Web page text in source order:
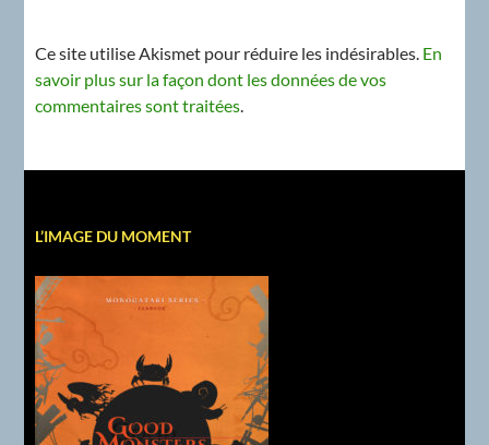
Ce site utilise Akismet pour réduire les indésirables. En
savoir plus sur la façon dont les données de vos
commentaires sont traitées.
L’IMAGE DU MOMENT